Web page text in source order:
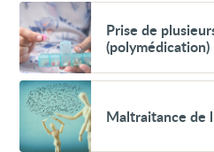
Voir
Prise
de
plusieurs
médicaments
(polymédication)
par
une
personne
âgée
Prise de
Voir
Maltraitance
de
l’enfant
(infantile)
Maltraitance de